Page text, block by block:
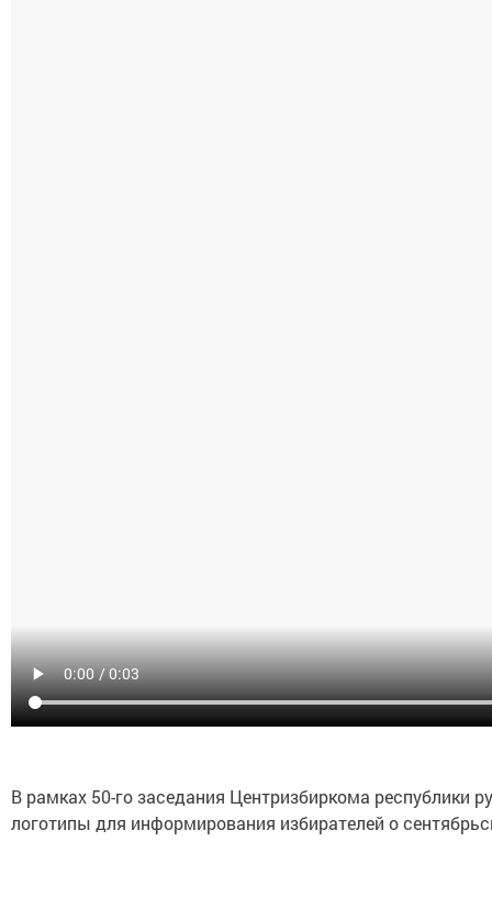
В рамках 50-го заседания Центризбиркома республики
логотипы для информирования избирателей о